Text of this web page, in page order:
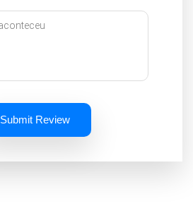
Submit Review